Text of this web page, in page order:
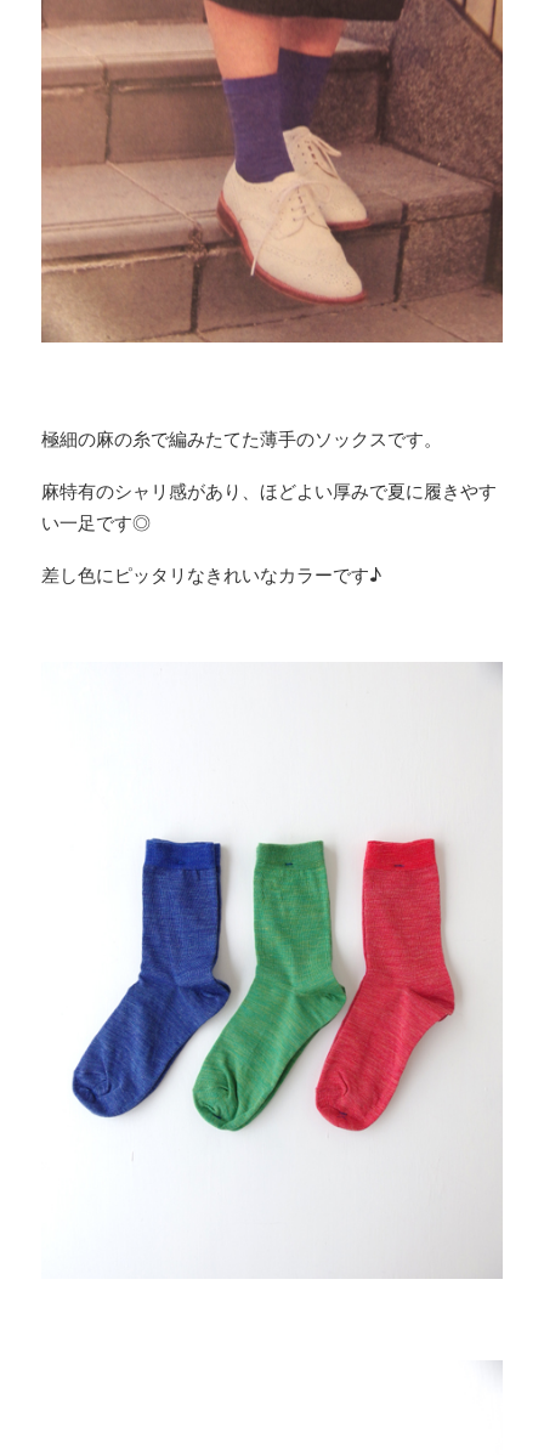
極細の麻の糸で編みたてた薄手のソックスです。
麻特有のシャリ感があり、ほどよい厚みで夏に履きやす
い一足です◎
差し色にピッタリなきれいなカラーです♪